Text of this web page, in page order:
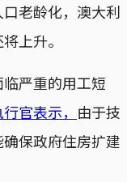
老龄化，澳大利
上升。
严重的用工短
官表示， 由于技
保政府住房扩建